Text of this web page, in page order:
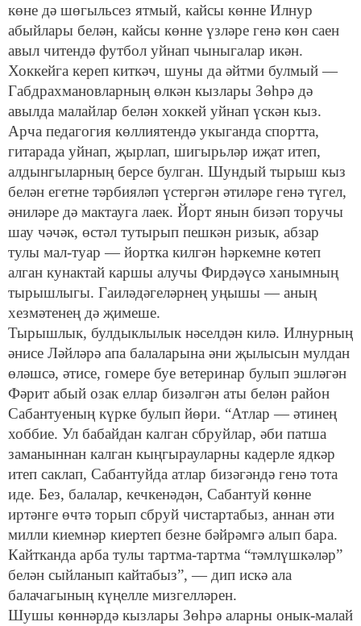
көне дә шөгыльсез ятмый, кайсы көнне Илнур
абыйлары белән, кайсы көнне үзләре генә көн саен
авыл читендә футбол уйнап чыныгалар икән.
Хоккейга кереп киткәч, шуны да әйтми булмый —
Габдрахмановларның өлкән кызлары Зөһрә дә
авылда малайлар белән хоккей уйнап үскән кыз.
Арча педагогия көллиятендә укыганда спортта,
гитарада уйнап, җырлап, шигырьләр иҗат итеп,
алдынгыларның берсе булган. Шундый тырыш кыз
белән егетне тәрбияләп үстергән әтиләре генә түгел,
әниләре дә мактауга лаек. Йорт янын бизәп торучы
шау чәчәк, өстәл тутырып пешкән ризык, абзар
тулы мал-туар — йортка килгән һәркемне көтеп
алган кунактай каршы алучы Фирдәүсә ханымның
тырышлыгы. Гаиләдәгеләрнең уңышы — аның
хезмәтенең дә җимеше.
Тырышлык, булдыклылык нәселдән килә. Илнурның
әнисе Ләйләрә апа балаларына әни җылысын мулдан
өләшсә, әтисе, гомере буе ветеринар булып эшләгән
Фәрит абый озак еллар бизәлгән аты белән район
Сабантуеның күрке булып йөри. “Атлар — әтинең
хоббие. Ул бабайдан калган сбруйлар, әби патша
заманыннан калган кыңгырауларны кадерле ядкәр
итеп саклап, Сабантуйда атлар бизәгәндә генә тота
иде. Без, балалар, кечкенәдән, Сабантуй көнне
иртәнге өчтә торып сбруй чистартабыз, аннан әти
милли киемнәр киертеп безне бәйрәмгә алып бара.
Кайтканда арба тулы тартма-тартма “тәмлүшкәләр”
белән сыйланып кайтабыз”, — дип искә ала
балачагының күңелле мизгелләрен.
Шушы көннәрдә кызлары Зөһрә аларны онык-малай